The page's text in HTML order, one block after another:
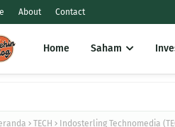
About Contact
Home Saham
TECH Indosterling Technomedia